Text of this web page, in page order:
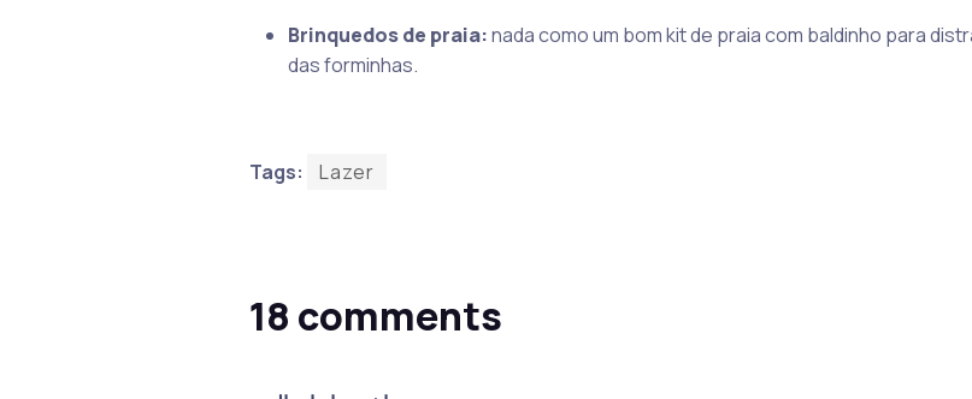
Brinquedos de praia:nada como um bom kit de praia com baldinho para
das forminhas.
Tags: Lazer
18 comments